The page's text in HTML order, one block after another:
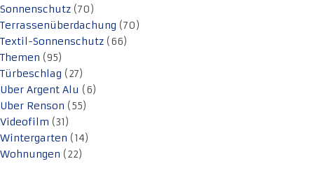
Sonnenschutz (70)
Terrassenüberdachung (70)
Textil-Sonnenschutz (66)
Themen (95)
Türbeschlag (27)
Uber Argent Alu (6)
Uber Renson (55)
Videofilm (31)
Wintergarten (14)
Wohnungen (22)